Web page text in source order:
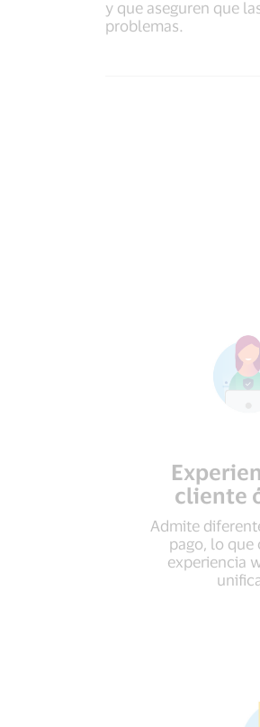
y que aseguren que
problemas.
cliente
Admite
pago, lo que
experiencia